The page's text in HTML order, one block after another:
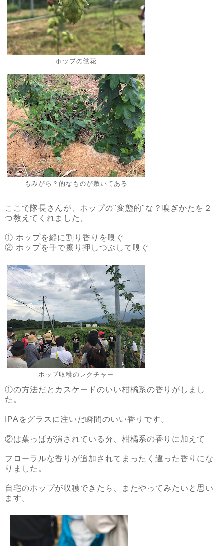
ホップの毬花
もみがら？的なものが敷いてある
ここで隊長さんが、ホップの"変態的"な？嗅ぎかたを２
つ教えてくれました。
① ホップを縦に割り香りを嗅ぐ
② ホップを手で擦り押しつぶして嗅ぐ
ホップ収穫のレクチャー
①の方法だとカスケードのいい柑橘系の香りがしまし
た。
IPAをグラスに注いだ瞬間のいい香りです。
②は葉っぱが潰されている分、柑橘系の香りに加えて
フローラルな香りが追加されてまったく違った香りにな
りました。
自宅のホップが収穫できたら、またやってみたいと思い
ます。